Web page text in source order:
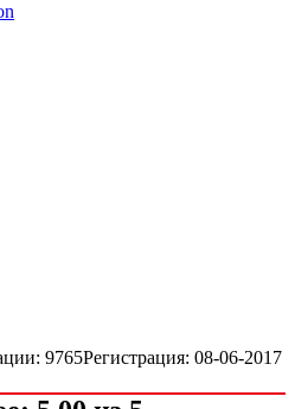
9765Регистрация: 08-06-2017